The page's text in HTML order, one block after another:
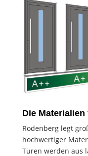
Die
Rodenberg legt
hochwertiger
Türen werden aus